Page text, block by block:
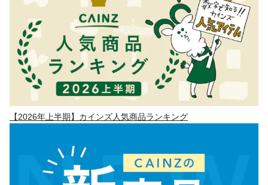
【2026年上半期】カインズ人気商品ランキング